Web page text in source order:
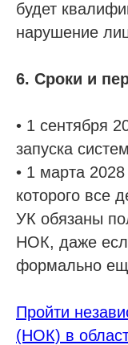
будет
нарушение
6. Сроки и
• 1 сентября
запуска
• 1 марта
которого все
УК обязаны
НОК, даже
формально
Пройти
(НОК) в
О компании
Пройти отбор на
Актуальные отборы
Гарантии
Наша команда
Отзывы
Вопросы
Лицензии
Лицензия на лом
Лицензия Минкультуры